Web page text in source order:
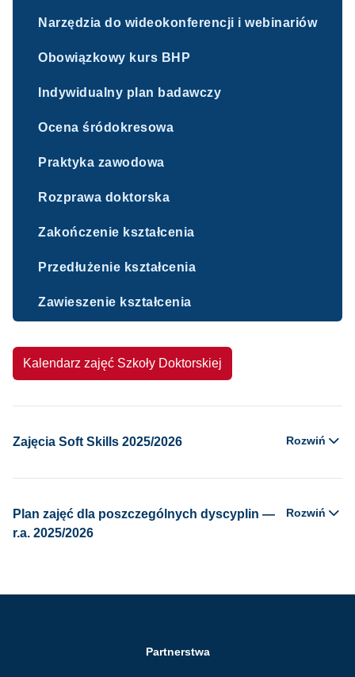
Narzędzia do wideokonferencji i webinariów
Obowiązkowy kurs BHP
Indywidualny plan badawczy
Ocena śródokresowa
Praktyka zawodowa
Rozprawa doktorska
Zakończenie kształcenia
Przedłużenie kształcenia
Zawieszenie kształcenia
Kalendarz zajęć Szkoły Doktorskiej
Zajęcia Soft Skills 2025/2026 Rozwiń
Plan zajęć dla poszczególnych dyscyplin —
r.a. 2025/2026
Rozwiń
Partnerstwa